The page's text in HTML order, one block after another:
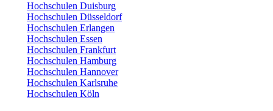
Hochschulen Duisburg
Hochschulen Düsseldorf
Hochschulen Erlangen
Hochschulen Essen
Hochschulen Frankfurt
Hochschulen Hamburg
Hochschulen Hannover
Hochschulen Karlsruhe
Hochschulen Köln